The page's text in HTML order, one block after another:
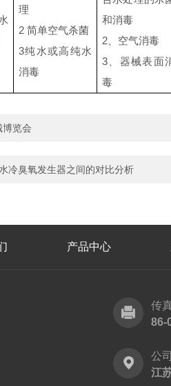
理
2简单空气杀菌
3纯水或高纯水
消毒
和消毒
2 、空气消毒
3 、器械表面
毒
览会
冷臭氧发生器之间的对比分析
产品中心
传
86-
公
江